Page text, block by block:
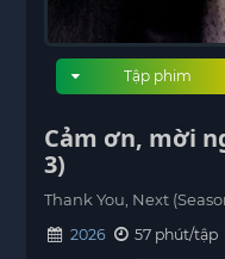
Tập phim
Cảm ơn, mời
3)
Thank You, Next
2026
57 phút/tập